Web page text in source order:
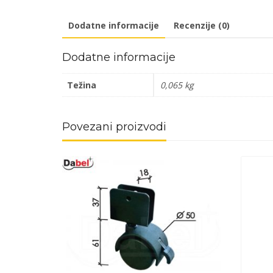
Dodatne informacije Recenzije (0)
Dodatne informacije
Težina 0,065 kg
Povezani proizvodi